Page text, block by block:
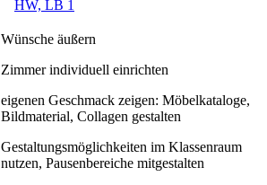
HW, LB 1
Wünsche äußern
Zimmer individuell einrichten
eigenen Geschmack zeigen: Möbelkataloge,
Bildmaterial, Collagen gestalten
Gestaltungsmöglichkeiten im Klassenraum
nutzen, Pausenbereiche mitgestalten